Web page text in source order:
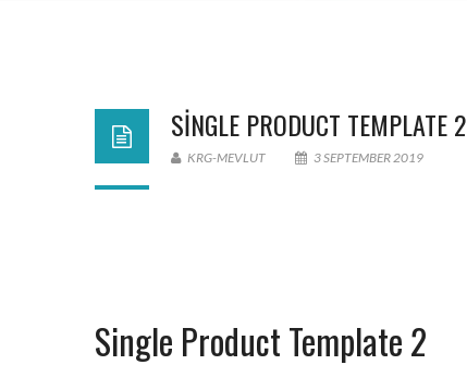
SINGLE PRODUCT TEMPLATE 2
KRG-MEVLUT 3 SEPTEMBER 2019
Single Product Template 2